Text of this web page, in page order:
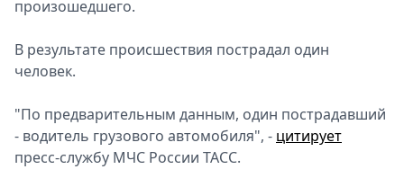
произошедшего.
В результате происшествия пострадал один
человек.
"По предварительным данным, один пострадавший
- водитель грузового автомобиля", - цитирует
пресс-службу МЧС России ТАСС.